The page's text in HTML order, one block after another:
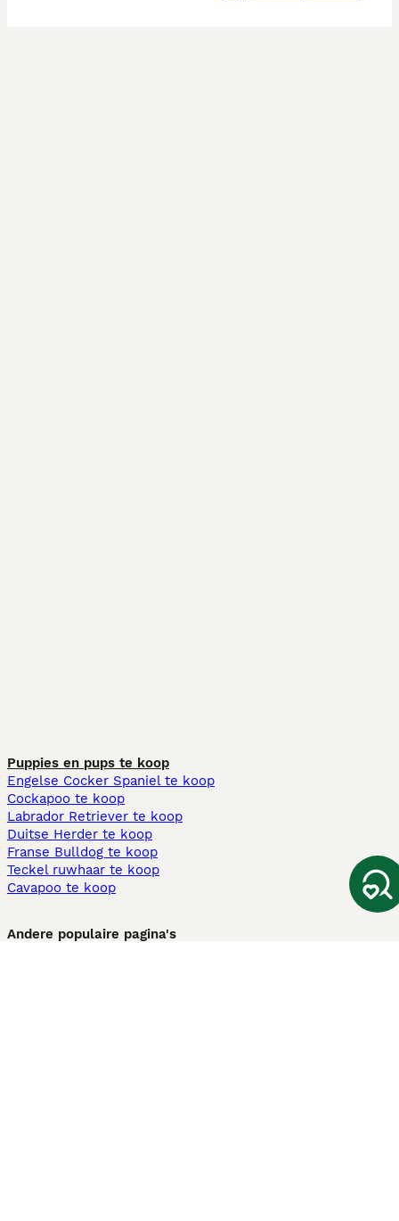
Puppies en pups te koop
Engelse Cocker Spaniel te koop
Cockapoo te koop
Labrador Retriever te koop
Duitse Herder te koop
Franse Bulldog te koop
Teckel ruwhaar te koop
Cavapoo te koop
Andere populaire pagina's